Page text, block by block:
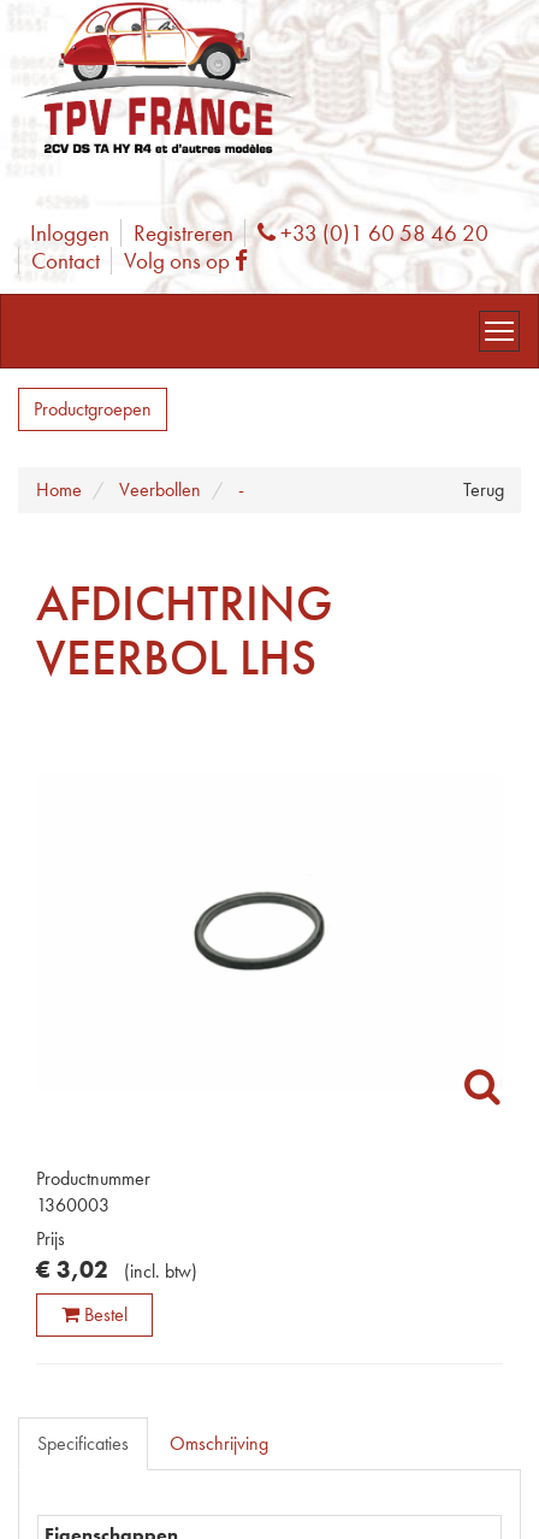
Inloggen Registreren Phone
+33 (0)1 60 58 46 20
Contact
Volg ons op Facebook
Productgroepen
Terug
Home Veerbollen -
AFDICHTRING
VEERBOL LHS
Productnummer
1360003
Prijs
€ 3,02 (incl. btw)
Bestel
Specificaties Omschrijving